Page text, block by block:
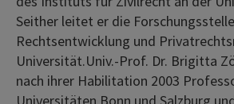
Seither leitet er die
Rechtsentwicklung und
Universität.Univ.-Prof. Dr. Brigitta
nach ihrer Habilitation 2003